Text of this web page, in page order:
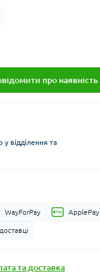
про наявність
відділення та
WayForPay ApplePay
та доставка